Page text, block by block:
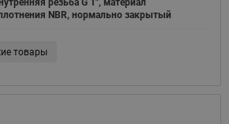
NBR, нормально закрытый
товары